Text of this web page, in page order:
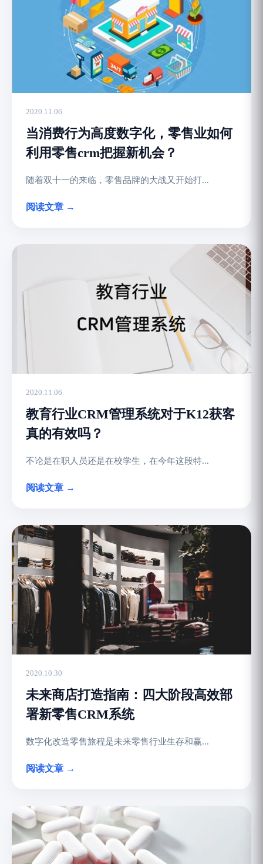
2020.11.06
当消费行为高度数字化，零售业如何
利用零售crm把握新机会？
随着双十一的来临，零售品牌的大战又开始打...
阅读文章 →
2020.11.06
教育行业CRM管理系统对于K12获客
真的有效吗？
不论是在职人员还是在校学生，在今年这段特...
阅读文章 →
2020.10.30
未来商店打造指南：四大阶段高效部
署新零售CRM系统
数字化改造零售旅程是未来零售行业生存和赢...
阅读文章 →